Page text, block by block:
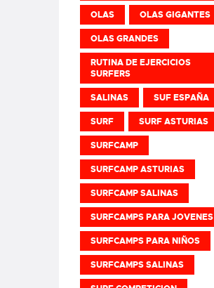
OLAS OLAS GIGANTES
OLAS GRANDES
RUTINA DE EJERCICIOS
SURFERS
SALINAS SUF ESPAÑA
SURF SURF ASTURIAS
SURFCAMP
SURFCAMP ASTURIAS
SURFCAMP SALINAS
SURFCAMPS PARA JOVENES
SURFCAMPS PARA NIÑOS
SURFCAMPS SALINAS